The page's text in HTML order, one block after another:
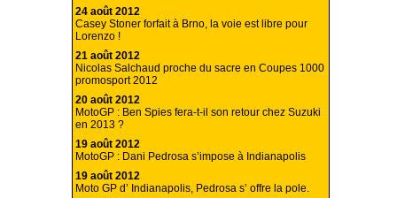
24 août 2012
Casey Stoner forfait à Brno, la voie est libre pour
Lorenzo !
21 août 2012
Nicolas Salchaud proche du sacre en Coupes 1000
promosport 2012
20 août 2012
MotoGP : Ben Spies fera-t-il son retour chez Suzuki
en 2013 ?
19 août 2012
MotoGP : Dani Pedrosa s’impose à Indianapolis
19 août 2012
Moto GP d’ Indianapolis, Pedrosa s’ offre la pole.